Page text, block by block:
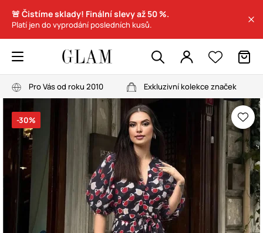
🚨 Čistíme sklady! Finální slevy až 50 %.
Platí jen do vyprodání posledních kusů.
Pro Vás od roku 2010 Exkluzivní kolekce značek
-30%